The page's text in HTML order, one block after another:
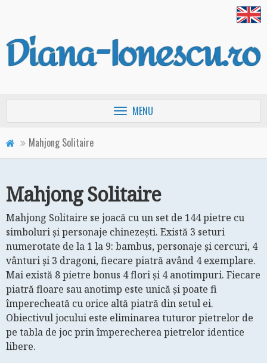
Afişează
meniul
MENU
Mahjong Solitaire
Mahjong Solitaire
Mahjong Solitaire se joacă cu un set de 144 pietre cu
simboluri şi personaje chinezeşti. Există 3 seturi
numerotate de la 1 la 9: bambus, personaje şi cercuri, 4
vânturi şi 3 dragoni, fiecare piatră având 4 exemplare.
Mai există 8 pietre bonus 4 flori şi 4 anotimpuri. Fiecare
piatră floare sau anotimp este unică şi poate fi
împerecheată cu orice altă piatră din setul ei.
Obiectivul jocului este eliminarea tuturor pietrelor de
pe tabla de joc prin împerecherea pietrelor identice
libere.